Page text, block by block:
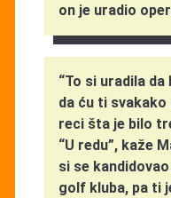
on je uradio
“To si uradila
da ću ti
reci šta je bilo
“U redu”, kaže
si se
golf kluba, pa ti